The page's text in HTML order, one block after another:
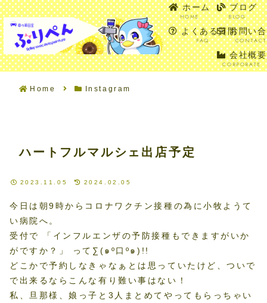
ホーム
HOME
ブログ
BLOG
よくある質問
FAQ
お問い
CONTACT
会社概要
CORPORATE
Home Instagram
ハートフルマルシェ出店予定
2023.11.05 2024.02.05
今日は朝9時からコロナワクチン接種の為に小牧ようて
い病院へ。
受付で 「インフルエンザの予防接種もできますがいか
がですか？」 って∑(๑º口º๑)!!
どこかで予約しなきゃなぁとは思っていたけど、ついで
で出来るならこんな有り難い事はない！
私、旦那様、娘っ子と3人まとめてやってもらっちゃい
SEARCH